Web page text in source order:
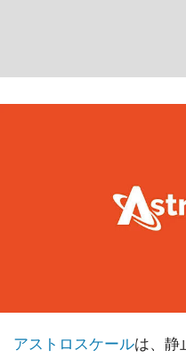
アストロスケールは、静